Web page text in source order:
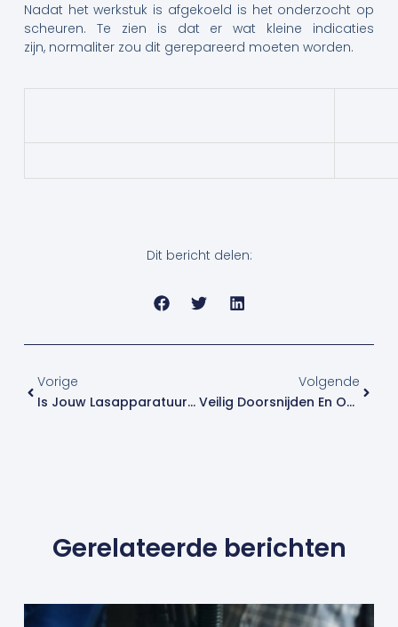
Nadat het werkstuk is afgekoeld is het onderzocht op
scheuren. Te zien is dat er wat kleine indicaties
zijn, normaliter zou dit gerepareerd moeten worden.
Dit bericht delen:
Vorige
Is Jouw Lasapparatuur Gekeurd Volgens IEC 60974-4?
Volgende
Veilig Doorsnijden En Ontbramen Met Nieuwe Snijschijf
Gerelateerde berichten